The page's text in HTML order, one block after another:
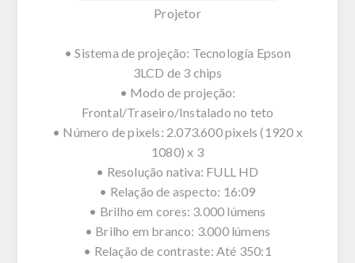
Projetor
• Sistema de projeção: Tecnología Epson
3LCD de 3 chips
• Modo de projeção:
Frontal/Traseiro/Instalado no teto
• Número de pixels: 2.073.600 pixels (1920 x
1080) x 3
• Resolução nativa: FULL HD
• Relação de aspecto: 16:09
• Brilho em cores: 3.000 lúmens
• Brilho em branco: 3.000 lúmens
• Relação de contraste: Até 350:1